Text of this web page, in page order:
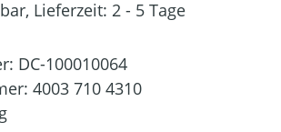
Lieferzeit: 2 - 5 Tage
DC-100010064
4003 710 4310